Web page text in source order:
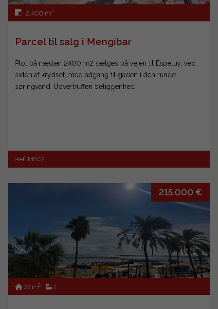
2.400 m2
Parcel til salg i Mengíbar
Plot på næsten 2400 m2 sælges på vejen til Espeluy, ved
siden af krydset, med adgang til gaden i den runde
springvand. Uovertruffen beliggenhed
Ref. M502
215.000 €
31 m2 1